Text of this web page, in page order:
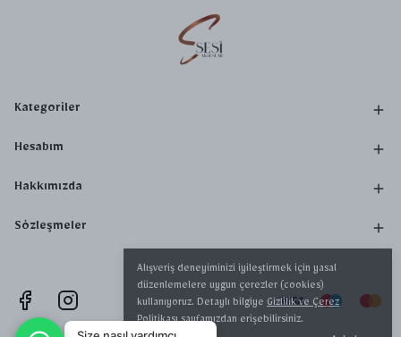
Alışveriş deneyiminizi iyileştirmek için yasal
düzenlemelere uygun çerezler (cookies)
kullanıyoruz. Detaylı bilgiye Gizlilik ve Çerez
Politikasısayfamızdan erişebilirsiniz.
Kategoriler
Hesabım
Hakkımızda
Sözleşmeler